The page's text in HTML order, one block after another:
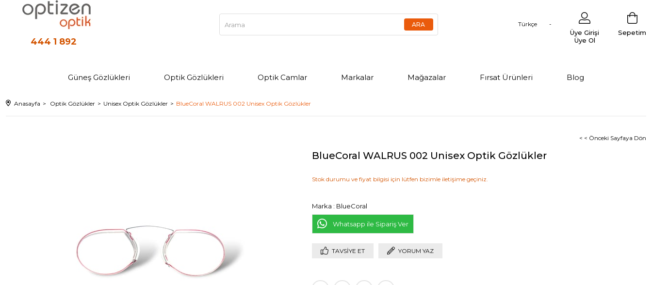
444 1 892
Türkçe
Sepetim
Üye Girişi
Üye Ol
Güneş Gözlükleri Optik Gözlükleri Optik Camlar Markalar Mağazalar Fırsat Ürünleri Blog
Anasayfa Optik Gözlükler Unisex Optik Gözlükler BlueCoral WALRUS 002 Unisex Optik Gözlükler
< < Önceki Sayfaya Dön
BlueCoral WALRUS 002 Unisex Optik Gözlükler
Stok durumu ve fiyat bilgisi için lütfen bizimle iletişime geçiniz.
Marka : BlueCoral
Whatsapp ile Sipariş Ver
TAVSIYE ET YORUM YAZ